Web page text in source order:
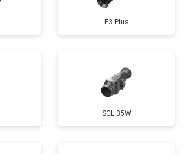
E3 Plus
SCL 35W